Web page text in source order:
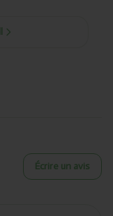
Écrire un avis